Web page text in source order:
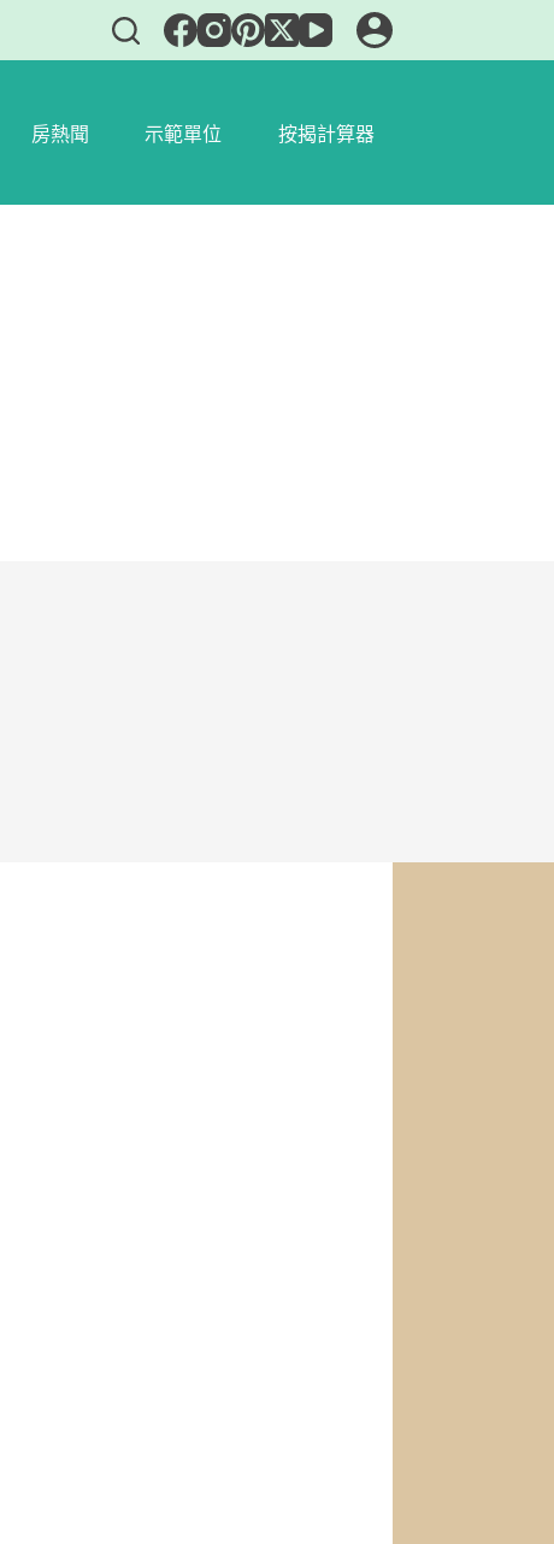
房熱聞 示範單位 按揭計算器